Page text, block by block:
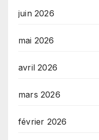
juin 2026
mai 2026
avril 2026
mars 2026
février 2026